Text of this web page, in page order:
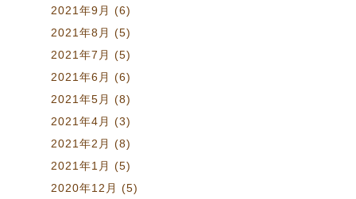
2021年9月 (6)
2021年8月 (5)
2021年7月 (5)
2021年6月 (6)
2021年5月 (8)
2021年4月 (3)
2021年2月 (8)
2021年1月 (5)
2020年12月 (5)